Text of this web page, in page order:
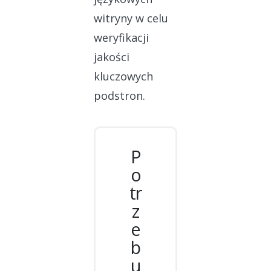
witryny w celu
weryfikacji
jakości
kluczowych
podstron.
P
o
tr
z
e
b
u